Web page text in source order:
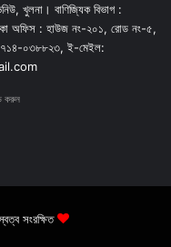
খুলনা। বাণিজ্যিক বিভাগ :
অফিস : হাউজ নং-২০১, রোড নং-৫,
০৩৮৮২৩, ই-মেইল:
করুন
সংরক্ষিত